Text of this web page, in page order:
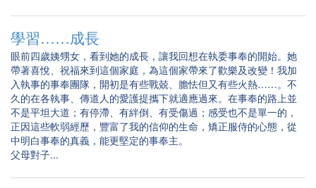
學習……成長
眼前四歲姨甥女，看到她的成長，讓我回想在執委事奉的開始。她
帶著喜悅、祝福來到這個家庭，為這個家帶來了歡樂及改變！我加
入執事的事奉團隊，開初是有些戰兢、膽怯但又有些火熱……。不
久的在各執事、傳道人的愛護提攜下就適應過來。在事奉的路上並
不是平坦大道；有停滯、有絆倒、有受傷過；感受也不是單一的，
正因這些軟弱經歷，豐富了我的信仰的生命，矯正服侍的心態，從
中明白事奉的真義，能更堅定的事奉主。
父母對子...